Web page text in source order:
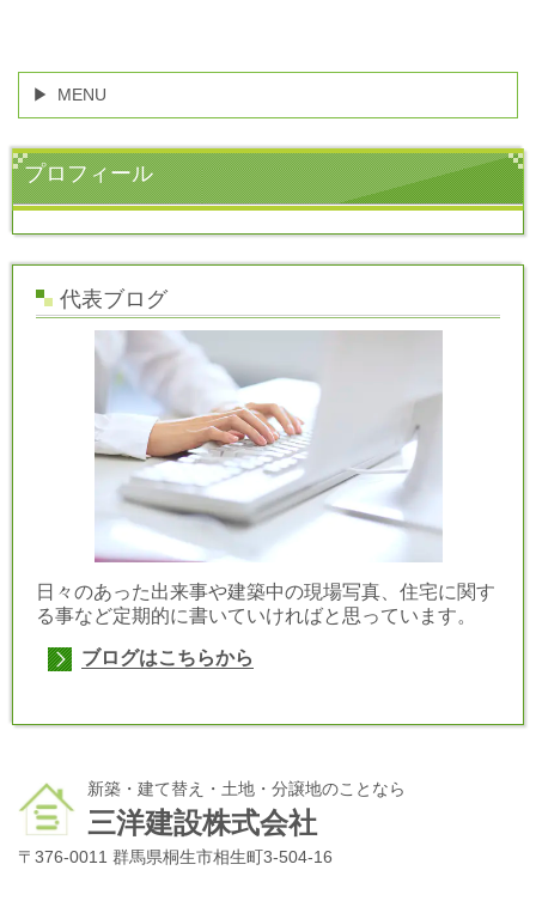
MENU
プロフィール
代表ブログ
日々のあった出来事や建築中の現場写真、住宅に関す
る事など定期的に書いていければと思っています。
ブログはこちらから
新築・建て替え・土地・分譲地のことなら
三洋建設株式会社
〒376-0011 群馬県桐生市相生町3-504-16